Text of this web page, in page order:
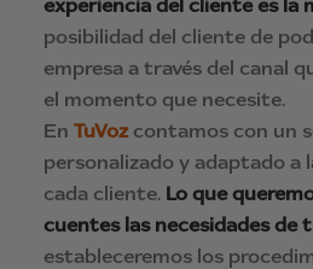
posibilidad del cliente de
empresa a través del canal
el momento que necesite.
En TuVozcontamos con un
personalizado y adaptado a
cada cliente. Lo que
cuentes las necesidades de
estableceremos los